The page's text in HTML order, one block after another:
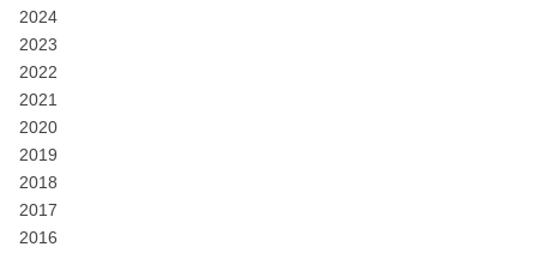
2024
2023
2022
2021
2020
2019
2018
2017
2016